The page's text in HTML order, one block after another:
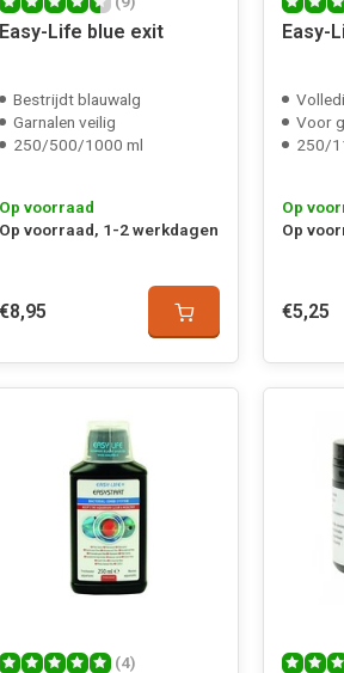
Easy-Life blue exit
Bestrijdt blauwalg
Garnalen veilig
250/500/1000 ml
Op voorraad
Op voorraad, 1-2 werkdagen
€8,95
Easy-
Voor
250/
Op
Op
€5,25
(4)